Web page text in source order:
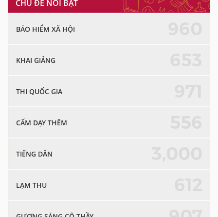
CHỦ ĐỀ NỔI BẬT
BẢO HIỂM XÃ HỘI
KHAI GIẢNG
THI QUỐC GIA
CẤM DẠY THÊM
TIẾNG DÂN
LẠM THU